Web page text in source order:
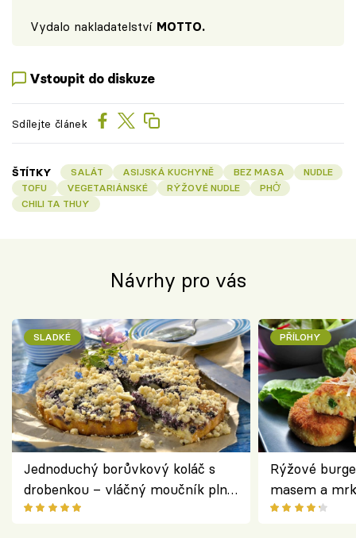
Vydalo nakladatelství MOTTO.
Vstoupit do diskuze
Sdílejte článek
ŠTÍTKY SALÁT ASIJSKÁ KUCHYNĚ BEZ MASA
NUDLE
TOFU
VEGETARIÁNSKÉ RÝŽOVÉ NUDLE
PHỞ
CHILI TA THUY
Návrhy pro vás
SLADKÉ
Jednoduchý borůvkový koláč s
drobenkou – vláčný moučník plný
ovoce
PŘÍLOHY
Rýžové
masem a
salátem –